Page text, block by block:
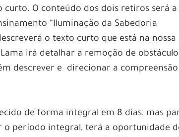
O conteúdo dos dois retiros será a
“Iluminação da Sabedoria
o texto curto que está na nossa
irá detalhar a remoção de
descrever e direcionar a
de forma integral em 8 dias, mas
o período integral, terá a oportunidade